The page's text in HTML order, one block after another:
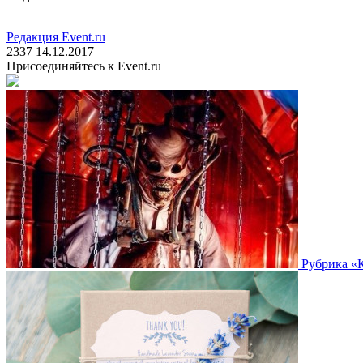
Редакция Event.ru
2337 14.12.2017
Присоединяйтесь к Event.ru
Рубрика